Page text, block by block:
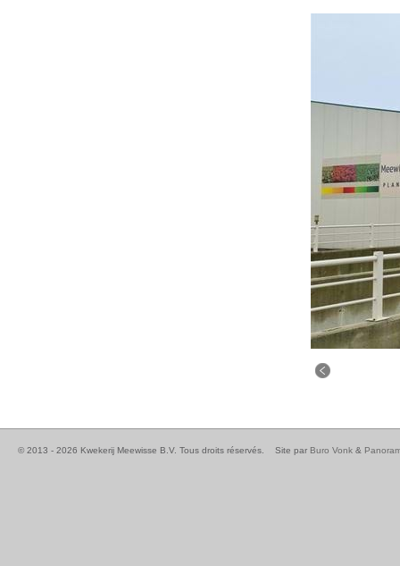
© 2013 - 2026 Kwekerij Meewisse B.V. Tous droits réservés. Site par Buro Vonk &